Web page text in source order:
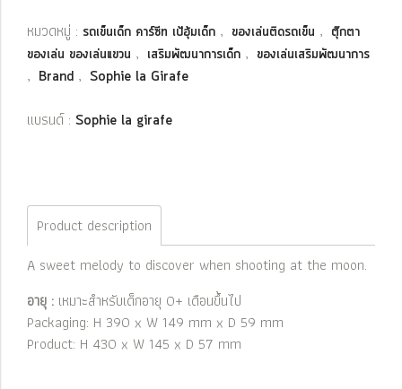
หมวดหมู่ : รถเข็นเด็ก คาร์ซีท เป้อุ้มเด็ก , ของเล่นติดรถเข็น , ตุ๊กตา
ของเล่น ของเล่นแขวน , เสริมพัฒนาการเด็ก , ของเล่นเสริมพัฒนาการ
, Brand , Sophie la Girafe
แบรนด์ : Sophie la girafe
Product description
A sweet melody to discover when shooting at the moon.
อายุ : เหมาะสำหรับเด็กอายุ 0+ เดือนขึ้นไป
Packaging: H 390 x W 149 mm x D 59 mm
Product: H 430 x W 145 x D 57 mm